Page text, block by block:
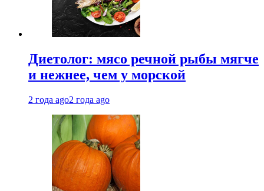
Диетолог: мясо речной рыбы мягче
и нежнее, чем у морской
2 года ago2 года ago